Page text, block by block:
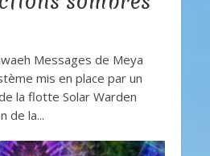
Messages de Meya
mis en place par un
la flotte Solar Warden
de la...